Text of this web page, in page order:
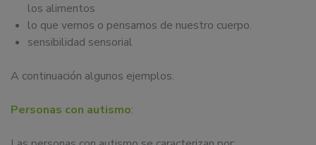
los alimentos
lo que vemos o pensamos de nuestro cuerpo.
sensibilidad sensorial
A continuación algunos ejemplos.
Personas con autismo: